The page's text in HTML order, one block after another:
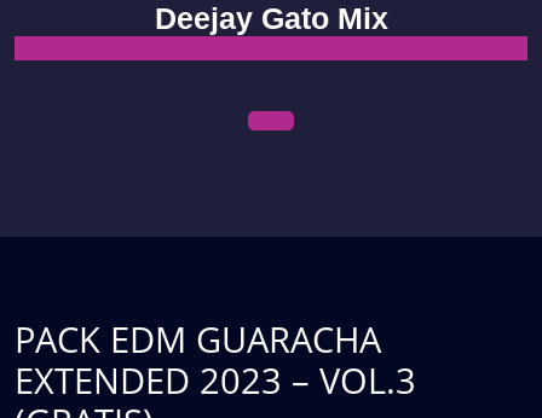
content
Deejay Gato Mix
PACK EDM GUARACHA
EXTENDED 2023 – VOL.3